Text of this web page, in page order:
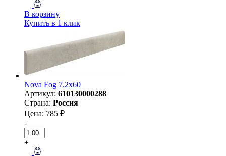
В корзину
Купить в 1 клик
Nova Fog 7,2х60
Артикул: 610130000288
Страна: Россия
Цена: 785 ₽
-
+